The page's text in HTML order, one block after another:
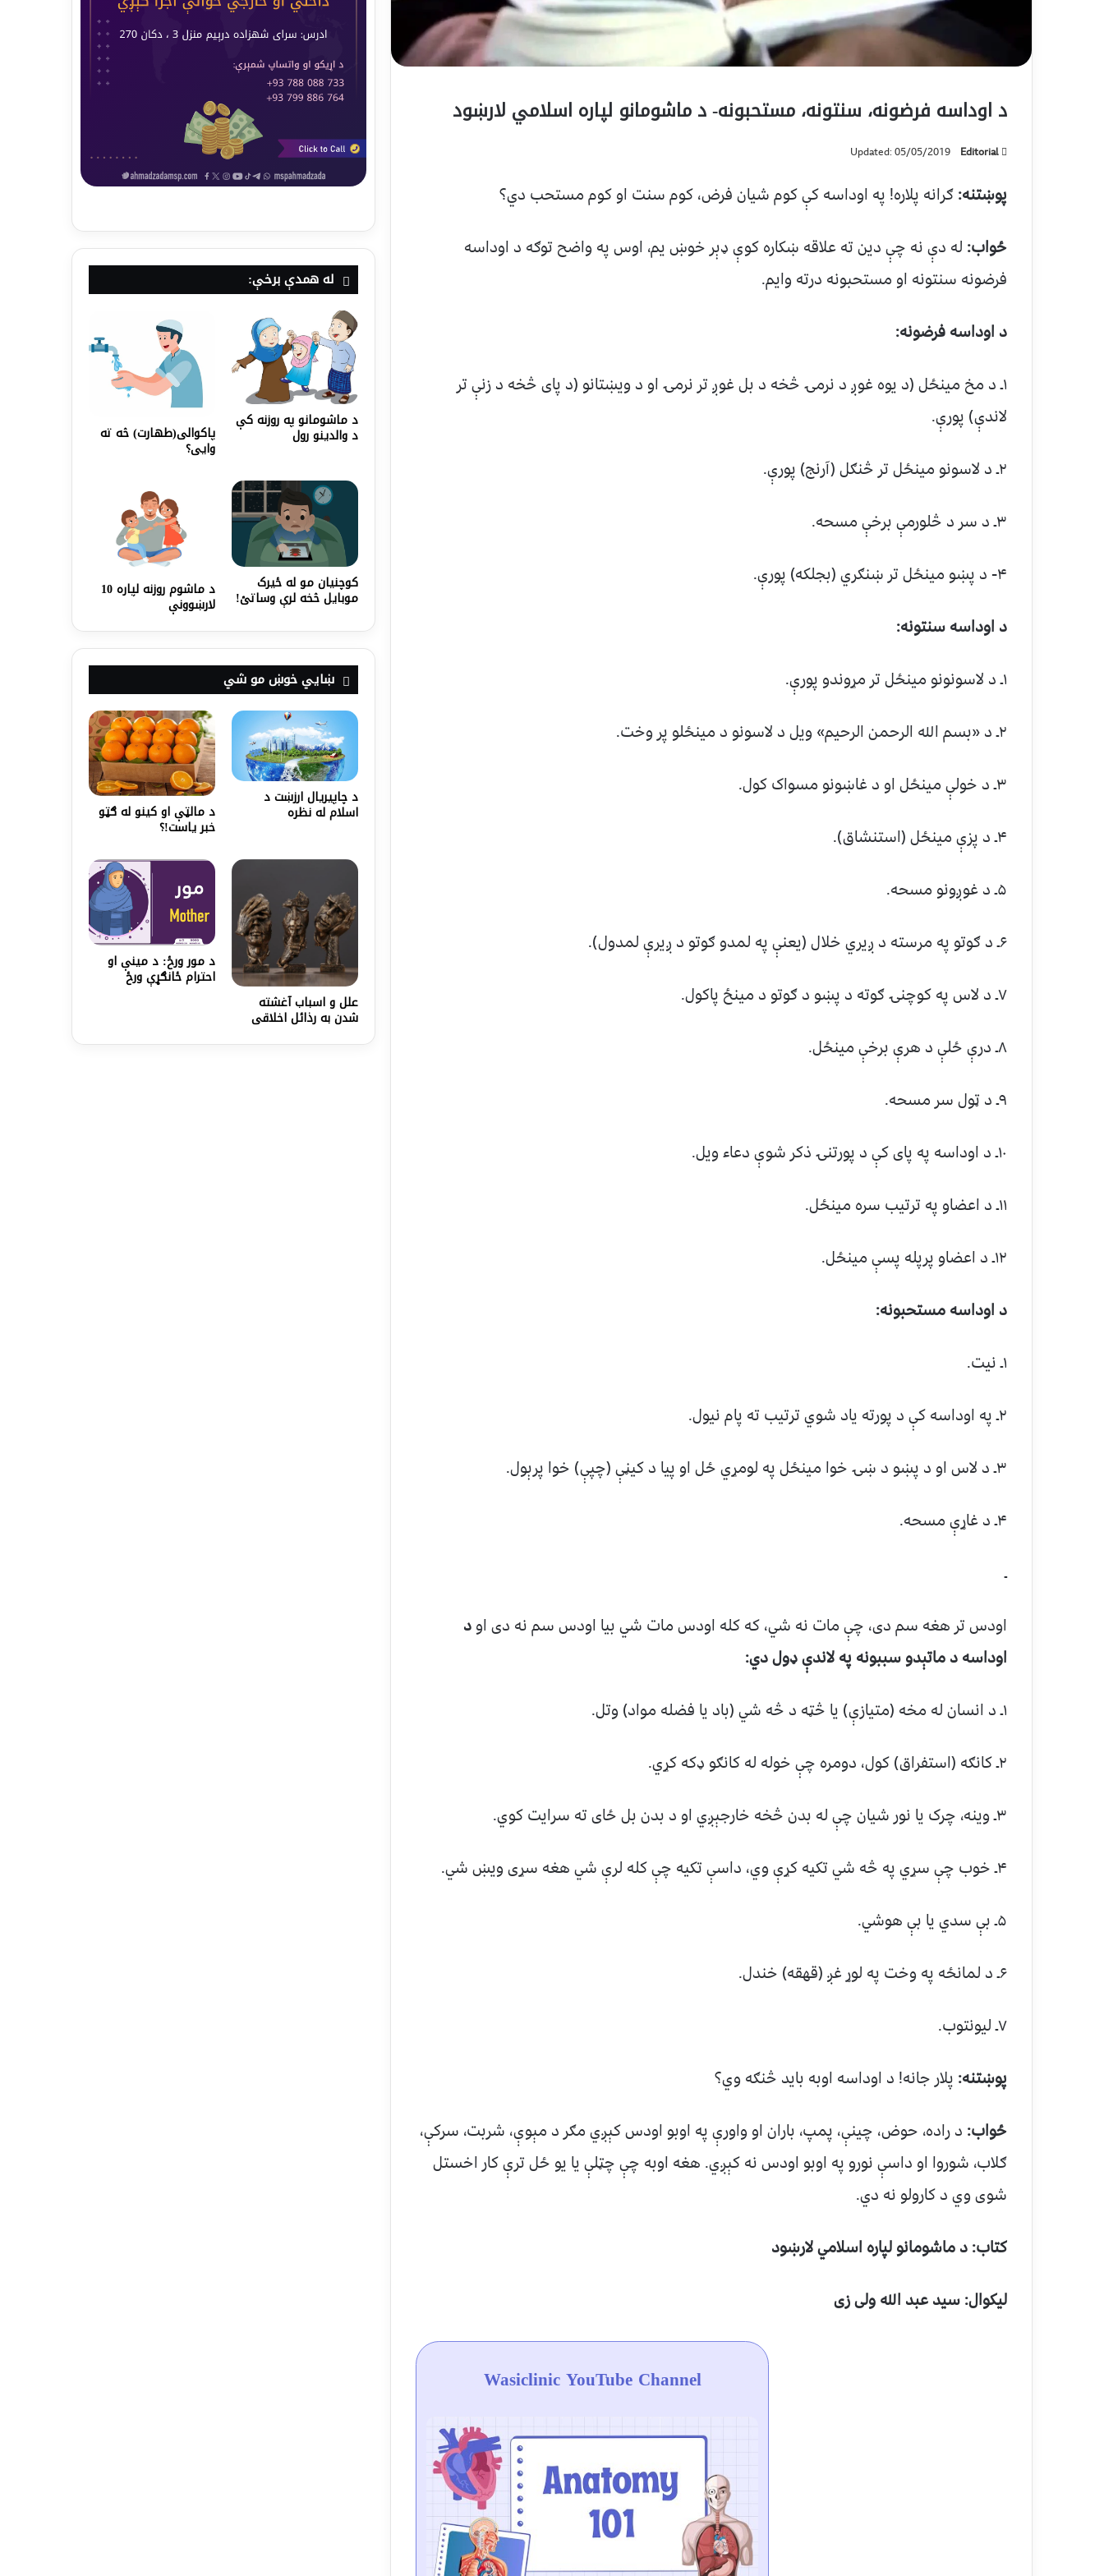
د اوداسه فرضونه، سنتونه، مستحبونه- د ماشومانو لپاره اسلامي لارښود
Editorial
Updated: 05/05/2019
پوښتنه: ګرانه پلاره! په اوداسه کې کوم شيان فرض، کوم سنت او کوم مستحب دي؟
ځواب: له دې نه چې دين ته علاقه ښکاره کوې ډېر خوښ يم، اوس په واضح توګه د اوداسه
فرضونه سنتونه او مستحبونه درته وايم.
د اوداسه فرضونه:
۱ـ د مخ مينځل (د يوه غوږ د نرمۍ څخه د بل غوږ تر نرمۍ او د ويښتانو (د پای څخه د زنې تر
لاندې) پورې.
۲ـ د لاسونو مينځل تر څنګل (آرنج) پورې.
۳ـ د سر د څلورمې برخې مسحه.
۴- د پښو مينځل تر ښنګري (بجلکه) پورې.
د اوداسه سنتونه:
۱ـ د لاسونونو مينځل تر مړوندو پورې.
۲ـ د «بسم الله الرحمن الرحيم» ويل د لاسونو د مينځلو پر وخت.
۳ـ د خولې مينځل او د غاښونو مسواک کول.
۴ـ د پزې مينځل (استنشاق).
۵ـ د غوږونو مسحه.
۶ـ د ګوتو په مرسته د ږيري خلال (یعنې په لمدو ګوتو د ږيرې لمدول).
۷ـ د لاس په کوچنۍ ګوته د پښو د ګوتو د مينځ پاکول.
۸ـ درې ځلې د هرې برخې مينځل.
۹ـ د ټول سر مسحه.
۱۰ـ د اوداسه په پای کې د پورتنۍ ذکر شوې دعا‌ء ويل.
۱۱ـ د اعضاو په ترتيب سره مينځل.
۱۲ـ د اعضاو پرپله پسې مينځل.
د اوداسه مستحبونه:
۱ـ نيت.
۲ـ په اوداسه کې د پورته ياد شوي ترتيب ته پام نيول.
۳ـ د لاس او د پښو د ښۍ خوا مينځل په لومړي ځل او پیا د کيڼې (چپې) خوا پرېول.
۴ـ د غاړې مسحه.
ـ
اودس تر هغه سم دی، چې مات نه شي، که کله اودس مات شي بيا اودس سم نه دی او د
اوداسه د ماتېدو سببونه په لاندې ډول دي:
۱ـ د انسان له مخه (متيازې) يا څټه د څه شي (باد يا فضله مواد) وتل.
۲ـ کانګه (استفراق) کول، دومره چې خوله له کانګو ډکه کړي.
۳ـ وينه، چرک يا نور شيان چې له بدن څخه خارجېږي او د بدن بل ځای ته سرايت کوي.
۴ـ خوب چې سړي په څه شي تکيه کړې وي، داسې تکيه چې کله لرې شي هغه سړی ويښ شي.
۵ـ بې سدي يا بې هوشي.
۶ـ د لمانځه په وخت په لوړ غږ (قهقه) خندل.
۷ـ ليونتوب.
پوښتنه: پلار جانه! د اوداسه اوبه بايد څنګه وي؟
ځواب: د راده، حوض، چينې، پمپ، باران او واورې په اوبو اودس کېږي مګر د مېوې، شربت، سرکې،
ګلاب، شوروا او داسې نورو په اوبو اودس نه کېږي. هغه اوبه چې چټلې يا يو ځل ترې کار اخستل
شوی وي د کارولو نه دي.
کتاب: د ماشومانو لپاره اسلامي لارښود
ليکوال: سيد عبد الله ولی زی
Wasiclinic YouTube Channel
له همدې برخې:
د ماشومانو په روزنه کې
د والدینو رول پاکوالی(طهارت) څه ته
وایی؟
کوچنیان مو له ځیرک
موبایل څخه لرې وساتئ! د ماشوم روزنه لپاره 10
لارښوونې
ښايي خوښ مو شي
د چاپیریال ارزښت د
اسلام له نظره د مالټې او کينو له ګټو
خبر یاست!؟
علل و اسباب آغشته
شدن به رذائل اخلاقی
د مور ورځ: د مینې او
احترام ځانګړې ورځ